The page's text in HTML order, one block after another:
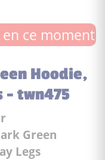
ce moment
Hoodie,
- twn475
Green
Legs